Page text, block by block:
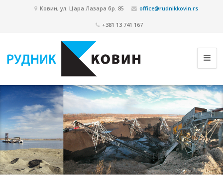
Ковин, ул. Цара Лазара бр. 85 office@rudnikkovin.rs
+381 13 741 167